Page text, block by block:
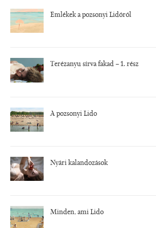
Emlékek a pozsonyi Lidóról
Terézanyu sírva fakad – 1. rész
A pozsonyi Lido
Nyári kalandozások
Minden, ami Lido